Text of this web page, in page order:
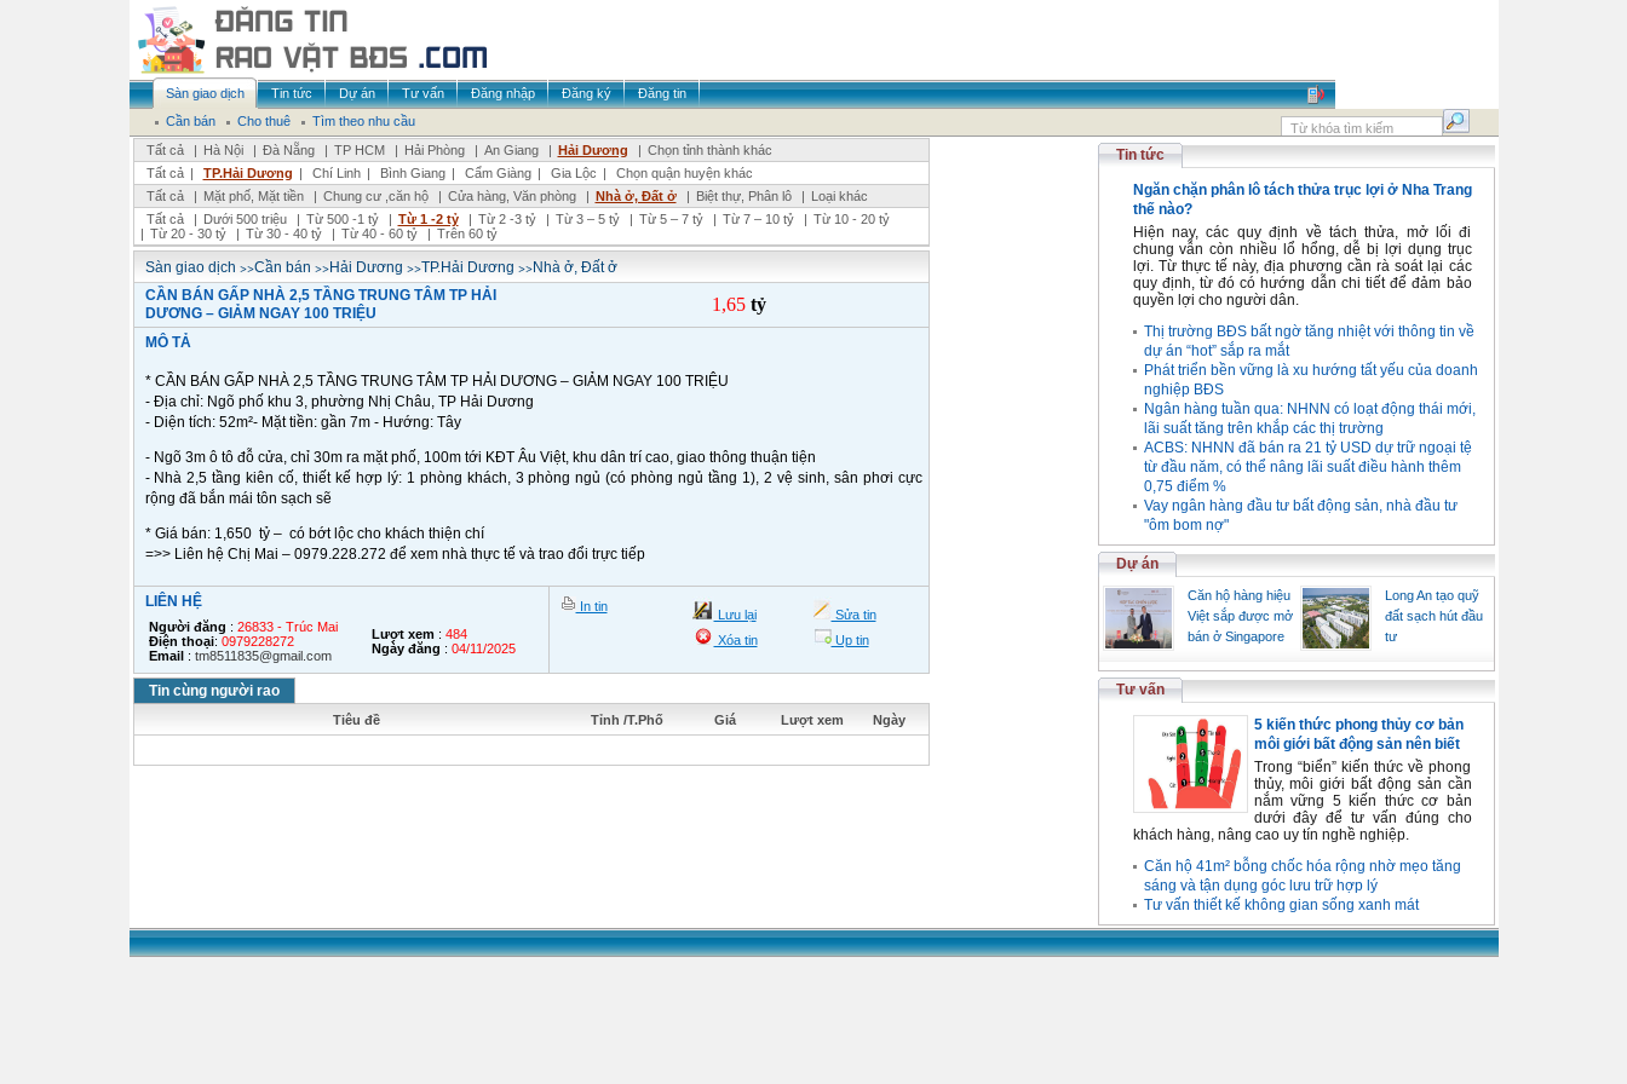
Sàn giao dịch Tin tức Dự án Tư vấn Đăng nhập Đăng ký
Đăng tin
Cần bán
Cho thuê
Tìm theo nhu cầu
Tất cả
| Hà Nội | Đà Nẵng | TP HCM | Hải Phòng | An Giang | Hải Dương | Chọn tỉnh thành khác
Tất cả | TP.Hải Dương | Chí Linh | Bình Giang | Cẩm Giàng | Gia Lộc |
Chọn quận huyện khác
Tất cả
| Mặt phố, Mặt tiền | Chung cư ,căn hộ | Cửa hàng, Văn phòng | Nhà ở, Đất ở | Biệt thự, Phân lô | Loại khác
Tất cả
| Dưới 500 triệu | Từ 500 -1 tỷ | Từ 1 -2 tỷ | Từ 2 -3 tỷ | Từ 3 – 5 tỷ | Từ 5 – 7 tỷ | Từ 7 – 10 tỷ | Từ 10 - 20 tỷ
| Từ 20 - 30 tỷ | Từ 30 - 40 tỷ | Từ 40 - 60 tỷ | Trên 60 tỷ
Sàn giao dịch >>Cần bán >>Hải Dương >>TP.Hải Dương >>Nhà ở, Đất ở
CẦN BÁN GẤP NHÀ 2,5 TẦNG TRUNG TÂM TP HẢI
DƯƠNG – GIẢM NGAY 100 TRIỆU
1,65 tỷ
MÔ TẢ
* CẦN BÁN GẤP NHÀ 2,5 TẦNG TRUNG TÂM TP HẢI DƯƠNG – GIẢM NGAY 100 TRIỆU
- Địa chỉ: Ngõ phố khu 3, phường Nhị Châu, TP Hải Dương
- Diện tích: 52m²- Mặt tiền: gần 7m - Hướng: Tây
- Ngõ 3m ô tô đỗ cửa, chỉ 30m ra mặt phố, 100m tới KĐT Âu Việt, khu dân trí cao, giao thông thuận tiện
- Nhà 2,5 tầng kiên cố, thiết kế hợp lý: 1 phòng khách, 3 phòng ngủ (có phòng ngủ tầng 1), 2 vệ sinh, sân phơi cực
rộng đã bắn mái tôn sạch sẽ
* Giá bán: 1,650 tỷ – có bớt lộc cho khách thiện chí
=>> Liên hệ Chị Mai – 0979.228.272 để xem nhà thực tế và trao đổi trực tiếp
LIÊN HỆ
Người đăng : 26833 - Trúc Mai
Điện thoại: 0979228272
Email: tm8511835@gmail.com
Lượt xem: 484
Ngày đăng : 04/11/2025
In tin
Lưu lại
Sửa tin
Xóa tin
Up tin
Tin cùng người rao
Tiêu đề Tỉnh /T.Phố Giá Lượt xem Ngày
Tin tức
Ngăn chặn phân lô tách thửa trục lợi ở Nha Trang
thế nào?
Hiện nay, các quy định về tách thửa, mở lối đi
chung vẫn còn nhiều lổ hổng, dễ bị lợi dụng trục
lợi. Từ thực tế này, địa phương cần rà soát lại các
quy định, từ đó có hướng dẫn chi tiết để đảm bảo
quyền lợi cho người dân.
Thị trường BĐS bất ngờ tăng nhiệt với thông tin về
dự án “hot” sắp ra mắt
Phát triển bền vững là xu hướng tất yếu của doanh
nghiệp BĐS
Ngân hàng tuần qua: NHNN có loạt động thái mới,
lãi suất tăng trên khắp các thị trường
ACBS: NHNN đã bán ra 21 tỷ USD dự trữ ngoại tệ
từ đầu năm, có thể nâng lãi suất điều hành thêm
0,75 điểm %
Vay ngân hàng đầu tư bất động sản, nhà đầu tư
"ôm bom nợ"
Dự án
Căn hộ hàng hiệu
Việt sắp được mở
bán ở Singapore
Long An tạo quỹ
đất sạch hút đầu
tư
Tư vấn
5 kiến thức phong thủy cơ bản
môi giới bất động sản nên biết
Trong “biển” kiến thức về phong
thủy, môi giới bất động sản cần
nắm vững 5 kiến thức cơ bản
dưới đây để tư vấn đúng cho
khách hàng, nâng cao uy tín nghề nghiệp.
Căn hộ 41m² bỗng chốc hóa rộng nhờ mẹo tăng
sáng và tận dụng góc lưu trữ hợp lý
Tư vấn thiết kế không gian sống xanh mát